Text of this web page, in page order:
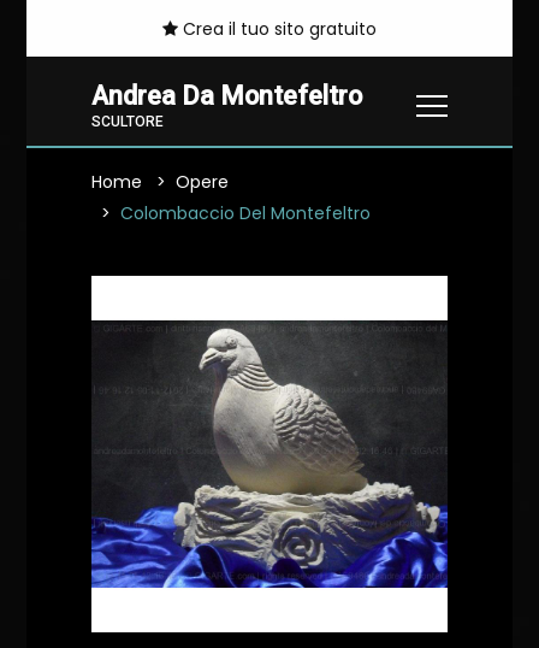
Crea il tuo sito gratuito
Andrea Da Montefeltro
SCULTORE
Home
Opere
Colombaccio Del Montefeltro